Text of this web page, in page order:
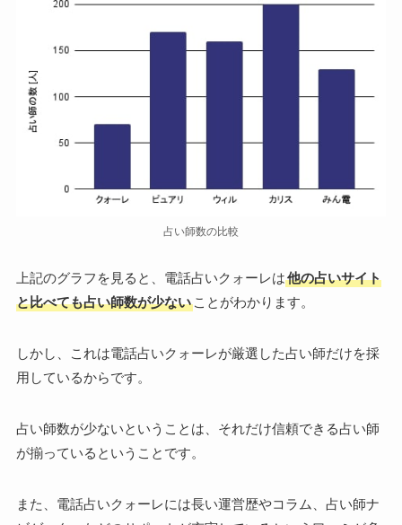
占い師数の比較
上記のグラフを見ると、電話占いクォーレは他の占いサイト
と比べても占い師数が少ないことがわかります。
しかし、これは電話占いクォーレが厳選した占い師だけを採
用しているからです。
占い師数が少ないということは、それだけ信頼できる占い師
が揃っているということです。
また、電話占いクォーレには長い運営歴やコラム、占い師ナ